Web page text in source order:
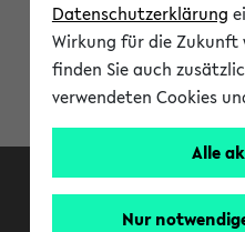
Datenschutzerklärung
Wirkung für die Zukunft
finden Sie auch
verwendeten Cookies
Alle
Nur